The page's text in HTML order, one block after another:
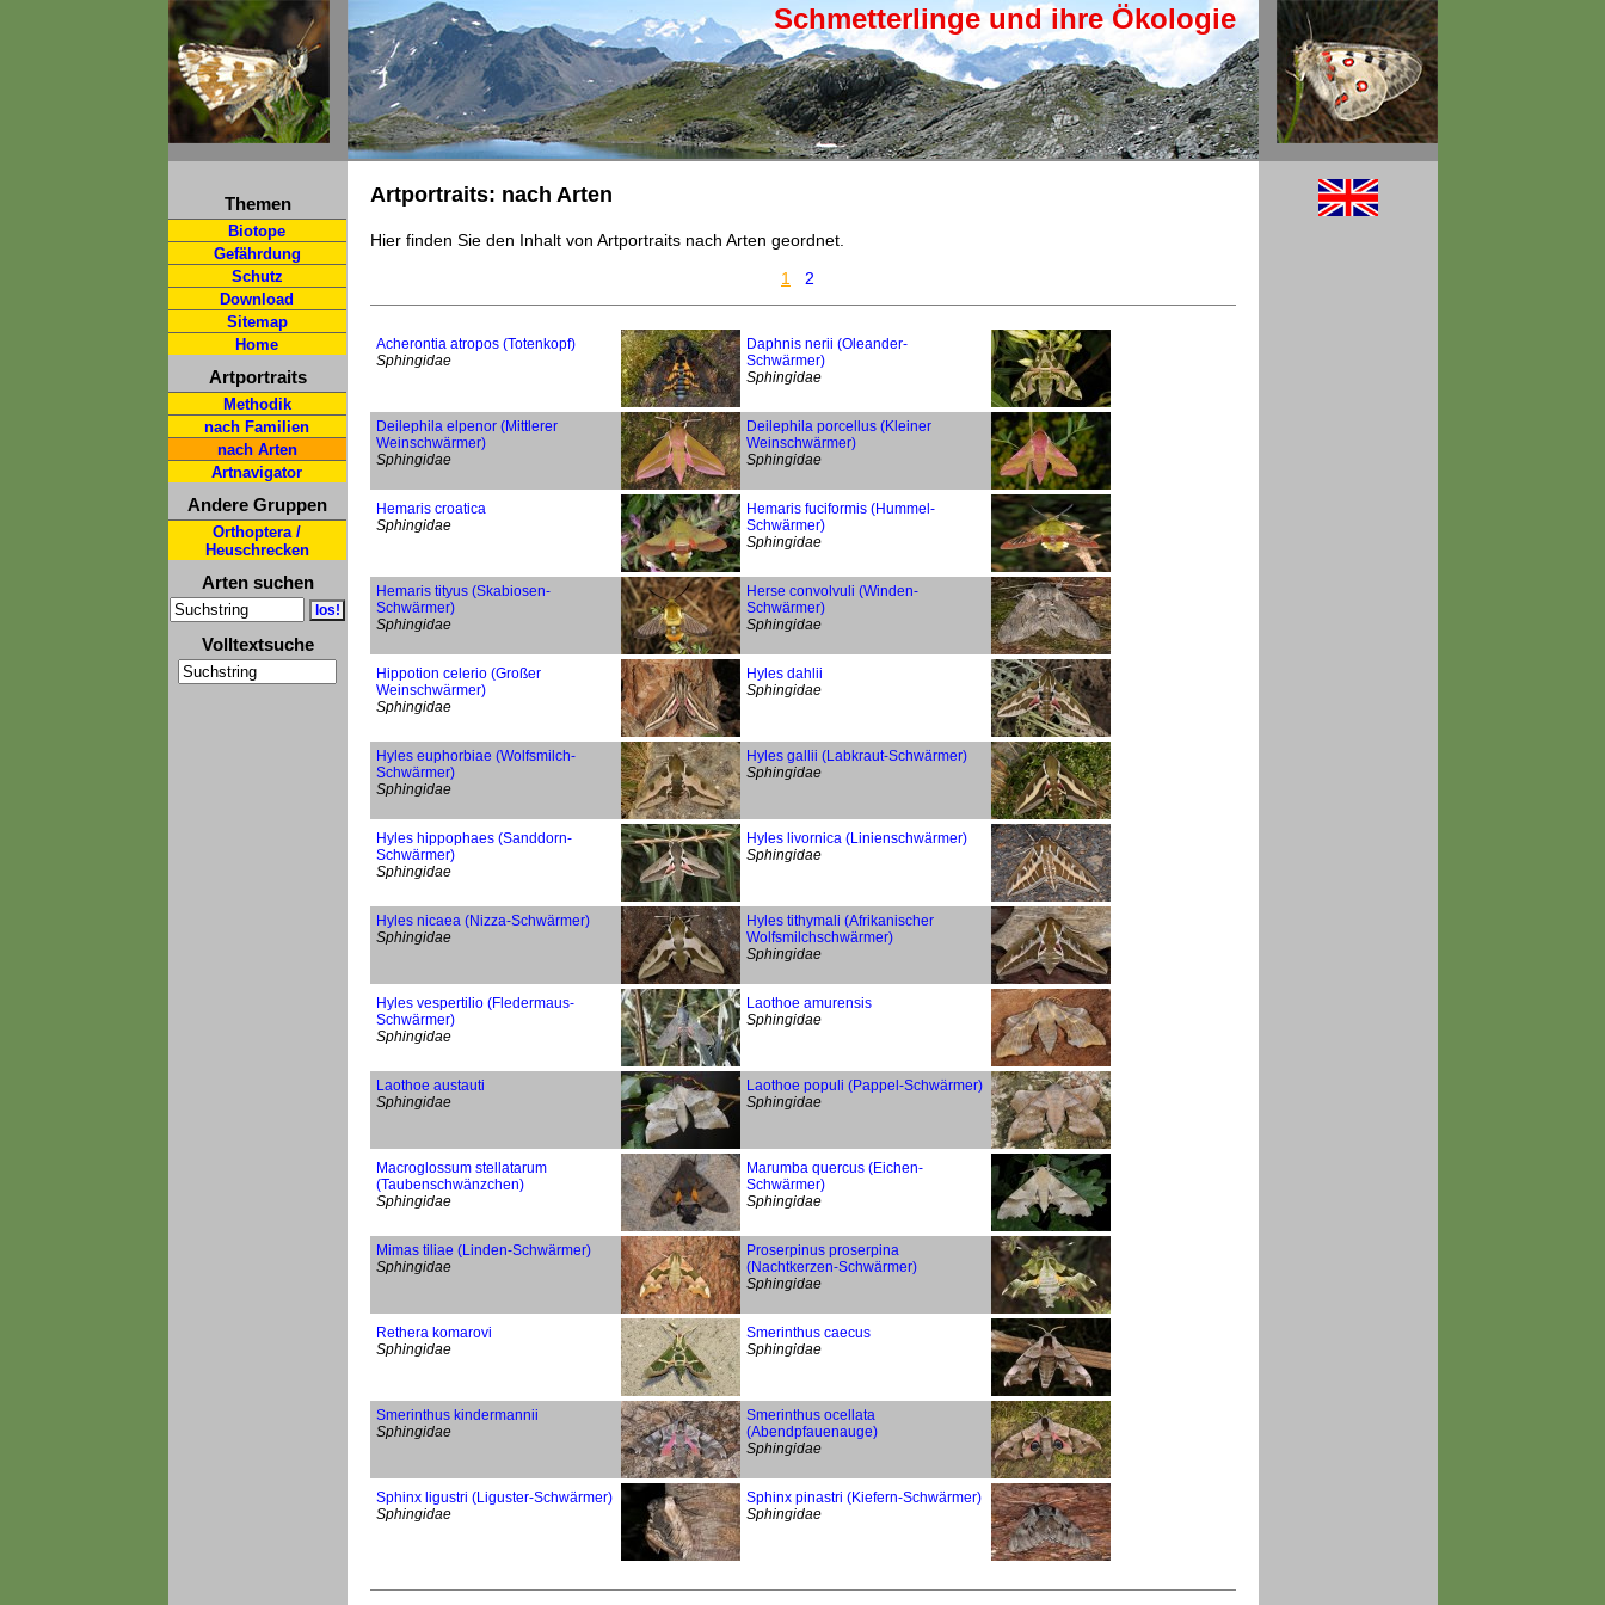
Schmetterlinge und ihre Ökologie
Themen
Biotope
Gefährdung
Schutz
Download
Sitemap
Home
Artportraits
Methodik
nach Familien
nach Arten
Artnavigator
Andere Gruppen
Orthoptera /
Heuschrecken
Arten suchen
Volltextsuche
Artportraits: nach Arten
Hier finden Sie den Inhalt von Artportraits nach Arten geordnet.
1
2
Acherontia atropos (Totenkopf)
Sphingidae
Daphnis nerii (Oleander-
Schwärmer)
Sphingidae
Deilephila elpenor (Mittlerer
Weinschwärmer)
Sphingidae
Deilephila porcellus (Kleiner
Weinschwärmer)
Sphingidae
Hemaris croatica
Sphingidae
Hemaris fuciformis (Hummel-
Schwärmer)
Sphingidae
Hemaris tityus (Skabiosen-
Schwärmer)
Sphingidae
Herse convolvuli (Winden-
Schwärmer)
Sphingidae
Hippotion celerio (Großer
Weinschwärmer)
Sphingidae
Hyles dahlii
Sphingidae
Hyles euphorbiae (Wolfsmilch-
Schwärmer)
Sphingidae
Hyles gallii (Labkraut-Schwärmer)
Sphingidae
Hyles hippophaes (Sanddorn-
Schwärmer)
Sphingidae
Hyles livornica (Linienschwärmer)
Sphingidae
Hyles nicaea (Nizza-Schwärmer)
Sphingidae
Hyles tithymali (Afrikanischer
Wolfsmilchschwärmer)
Sphingidae
Hyles vespertilio (Fledermaus-
Schwärmer)
Sphingidae
Laothoe amurensis
Sphingidae
Laothoe austauti
Sphingidae
Laothoe populi (Pappel-Schwärmer)
Sphingidae
Macroglossum stellatarum
(Taubenschwänzchen)
Sphingidae
Marumba quercus (Eichen-
Schwärmer)
Sphingidae
Mimas tiliae (Linden-Schwärmer)
Sphingidae
Proserpinus proserpina
(Nachtkerzen-Schwärmer)
Sphingidae
Rethera komarovi
Sphingidae
Smerinthus caecus
Sphingidae
Smerinthus kindermannii
Sphingidae
Smerinthus ocellata
(Abendpfauenauge)
Sphingidae
Sphinx ligustri (Liguster-Schwärmer)
Sphingidae
Sphinx pinastri (Kiefern-Schwärmer)
Sphingidae